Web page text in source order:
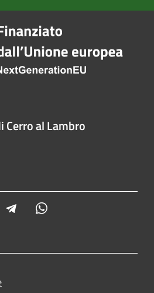
Cerro al Lambro
Telegram